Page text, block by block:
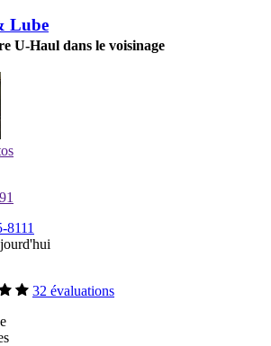
Lube
U-Haul dans le voisinage
8111
32 évaluations